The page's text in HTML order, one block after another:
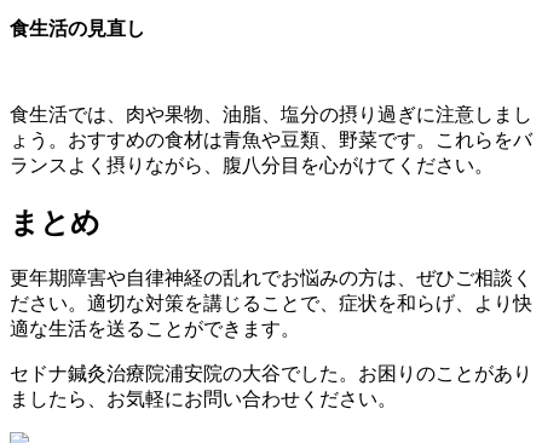
食生活の見直し
食生活では、肉や果物、油脂、塩分の摂り過ぎに注意しまし
ょう。おすすめの食材は青魚や豆類、野菜です。これらをバ
ランスよく摂りながら、腹八分目を心がけてください。
まとめ
更年期障害や自律神経の乱れでお悩みの方は、ぜひご相談く
ださい。適切な対策を講じることで、症状を和らげ、より快
適な生活を送ることができます。
セドナ鍼灸治療院浦安院の大谷でした。お困りのことがあり
ましたら、お気軽にお問い合わせください。